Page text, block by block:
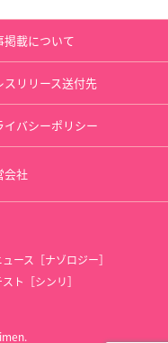
掲載について
スリリース送付先
イバシーポリシー
会社
ース［ナゾロジー］
ト［シンリ］